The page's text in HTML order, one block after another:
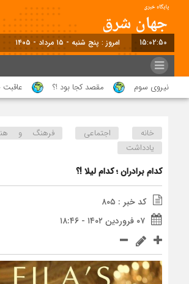
15:02:51 برابر با : Thursday - 6 August - 2026
سوم مقصد کجا بود !؟ عاقبت حرام
خانه اجتماعی
فرهنگ و
یادداشت
کدام برادران ؛ کدام لیلا !؟
کد خبر : ۸۰۵
۰۷ فروردین ۱۴۰۲ - ۱۸:۴۶